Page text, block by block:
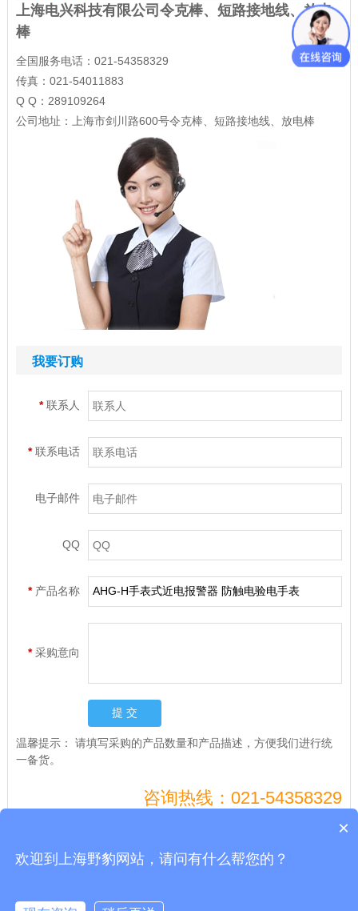
上海电兴科技有限公司令克棒、短路接地线、放电
棒
全国服务电话：021-54358329
传真：021-54011883
Q Q：289109264
公司地址：上海市剑川路600号令克棒、短路接地线、放电棒
我要订购
*联系人
*联系电话
电子邮件
QQ
* 产品名称
*采购意向
温馨提示： 请填写采购的产品数量和产品描述，方便我们进行统
一备货。
咨询热线：021-54358329
×
欢迎到上海野豹网站，请问有什么帮您的？